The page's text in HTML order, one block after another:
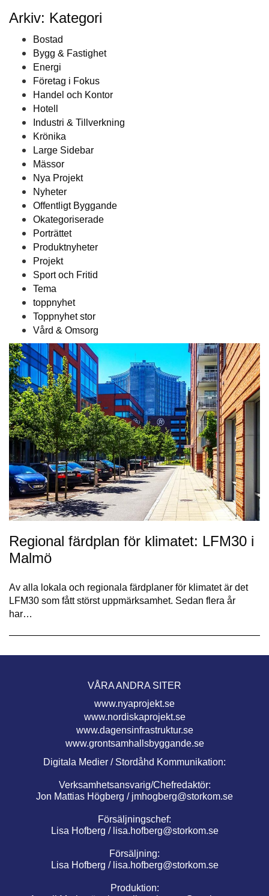
Arkiv: Kategori
Bostad
Bygg & Fastighet
Energi
Företag i Fokus
Handel och Kontor
Hotell
Industri & Tillverkning
Krönika
Large Sidebar
Mässor
Nya Projekt
Nyheter
Offentligt Byggande
Okategoriserade
Porträttet
Produktnyheter
Projekt
Sport och Fritid
Tema
toppnyhet
Toppnyhet stor
Vård & Omsorg
Regional färdplan för klimatet: LFM30 i
Malmö
Av alla lokala och regionala färdplaner för klimatet är det
LFM30 som fått störst uppmärksamhet. Sedan flera år
har…
VÅRA ANDRA SITER
www.nyaprojekt.se
www.nordiskaprojekt.se
www.dagensinfrastruktur.se
www.grontsamhallsbyggande.se
Digitala Medier / Stordåhd Kommunikation:
Verksamhetsansvarig/Chefredaktör:
Jon Mattias Högberg / jmhogberg@storkom.se
Försäljningschef:
Lisa Hofberg / lisa.hofberg@storkom.se
Försäljning:
Lisa Hofberg / lisa.hofberg@storkom.se
Produktion: